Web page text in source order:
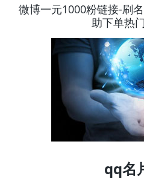
微博一元1000粉链接-刷
助下单热
qq名